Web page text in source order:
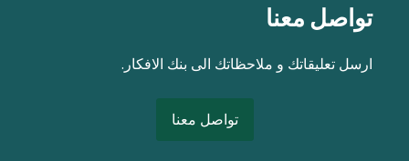
تواصل معنا
ارسل تعليقاتك و ملاحظاتك الى بنك الافكار.
تواصل معنا